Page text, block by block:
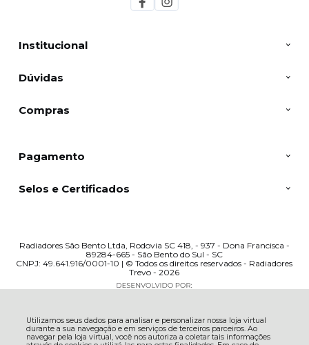
Utilizamos seus dados para analisar e personalizar nossa loja virtual
durante a sua navegação e em serviços de terceiros parceiros. Ao
navegar pela loja virtual, você nos autoriza a coletar tais informações
Institucional
Dúvidas
Compras
Pagamento
Selos e Certificados
Radiadores São Bento Ltda, Rodovia SC 418, - 937 - Dona Francisca -
89284-665 - São Bento do Sul - SC
CNPJ: 49.641.916/0001-10 | © Todos os direitos reservados - Radiadores
Trevo - 2026